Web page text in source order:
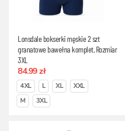
Lonsdale bokserki męskie 2 szt
granatowe bawełna komplet, Rozmiar
3XL
84.99 zł
4XL L XL
XXL
M
3XL